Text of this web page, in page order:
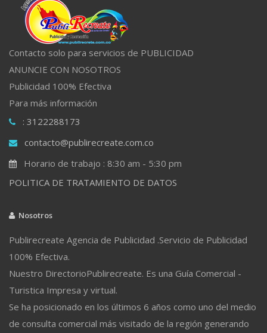
Contacto solo para servicios de PUBLICIDAD
ANUNCIE CON NOSOTROS
Publicidad 100% Efectiva
Para más información
: 3122288173
contacto@publirecreate.com.co
Horario de trabajo : 8:30 am - 5:30 pm
POLITICA DE TRATAMIENTO DE DATOS
Nosotros
Publirecreate Agencia de Publicidad .Servicio de Publicidad
100% Efectiva.
Nuestro DirectorioPublirecreate. Es una Guía Comercial -
Turistica Impresa y virtual.
Se ha posicionado en los últimos 6 años como uno del medio
de consulta comercial más visitado de la región generando